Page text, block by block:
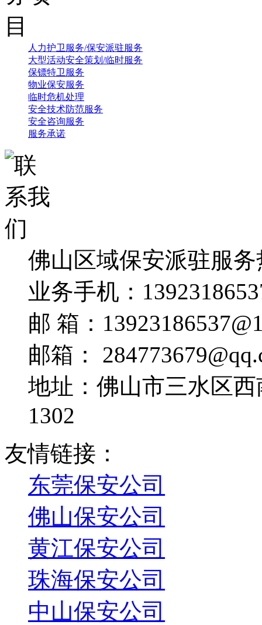
人力护卫服务/保安派驻服务
大型活动安全策划/临时服务
保镖特卫服务
物业保安服务
临时危机处理
安全技术防范服务
安全咨询服务
服务承诺
佛山区域保安派驻服
业务手机：
邮 箱：
邮箱：
地址：佛山市三水区
1302
友情链接：
东莞保安公司
佛山保安公司
黄江保安公司
珠海保安公司
中山保安公司